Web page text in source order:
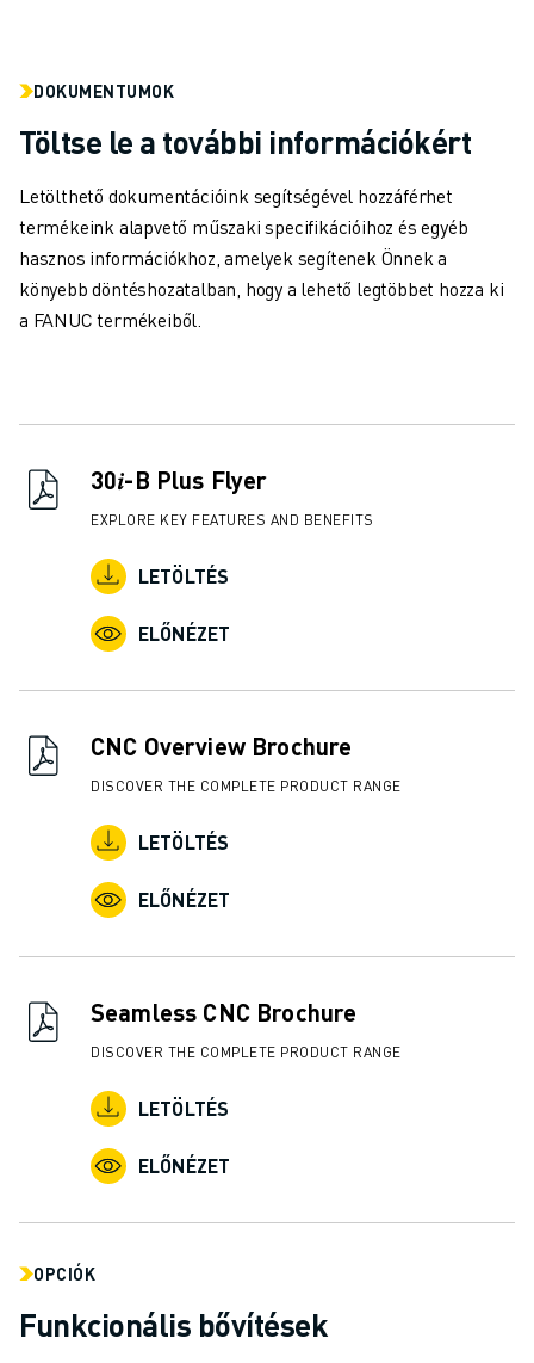
DOKUMENTUMOK
Töltse le a további információkért
Letölthető dokumentációink segítségével hozzáférhet
termékeink alapvető műszaki specifikációihoz és egyéb
hasznos információkhoz, amelyek segítenek Önnek a
könyebb döntéshozatalban, hogy a lehető legtöbbet hozza ki
a FANUC termékeiből.
30𝑖-B Plus Flyer
EXPLORE KEY FEATURES AND BENEFITS
LETÖLTÉS
ELŐNÉZET
CNC Overview Brochure
DISCOVER THE COMPLETE PRODUCT RANGE
LETÖLTÉS
ELŐNÉZET
Seamless CNC Brochure
DISCOVER THE COMPLETE PRODUCT RANGE
LETÖLTÉS
ELŐNÉZET
OPCIÓK
Funkcionális bővítések